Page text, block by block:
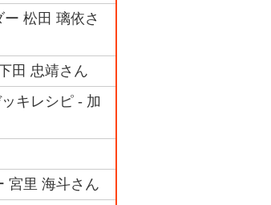
松田 璃依さ
田 忠靖さん
キレシピ - 加
宮里 海斗さん